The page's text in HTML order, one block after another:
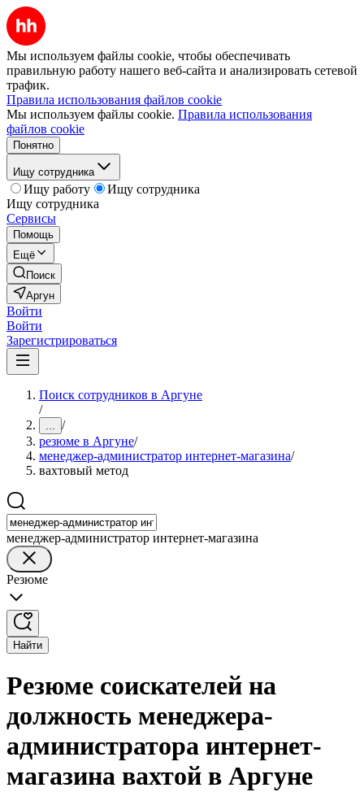
Мы используем файлы cookie, чтобы обеспечивать
правильную работу нашего веб-сайта и анализировать сетевой
трафик.
Правила использования файлов cookie
Мы используем файлы cookie. Правила использования
файлов cookie
Понятно
Ищу сотрудника
Ищу работу
Ищу сотрудника
Ищу сотрудника
Сервисы
Помощь
Ещё
Поиск
Аргун
Войти
Войти
Зарегистрироваться
Поиск сотрудников в Аргуне
/
... /
резюме в Аргуне/
менеджер-администратор интернет-магазина/
вахтовый метод
менеджер-администратор интернет-магазина
Резюме
Найти
Резюме соискателей на
должность менеджера-
администратора интернет-
магазина вахтой в Аргуне